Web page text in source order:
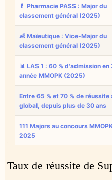
💊 Pharmacie PASS : Major du
classement général (2025)
👶 Maïeutique : Vice-Major du
classement général (2025)
📊 LAS 1 : 60 % d'admission en
année MMOPK (2025)
Entre 65 % et 70 % de réussite
global, depuis plus de 30 ans
111 Majors au concours
2025
Taux de réussite de